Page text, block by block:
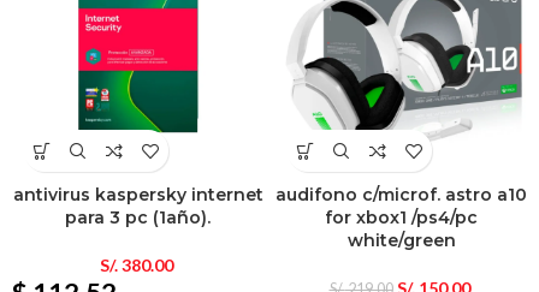
antivirus kaspersky internet
para 3 pc (1año).
S/.380.00
audifono c/microf. astro a10
for xbox1 /ps4/pc
white/green